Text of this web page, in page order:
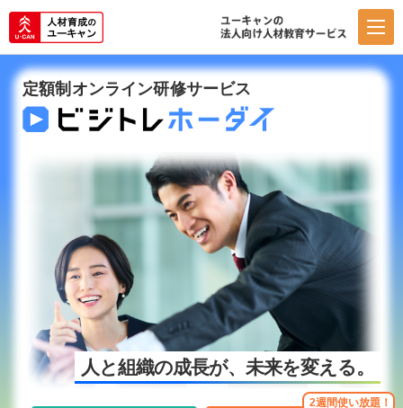
定額制オンライン研修サービス
人と組織の成長が、未来を変える。